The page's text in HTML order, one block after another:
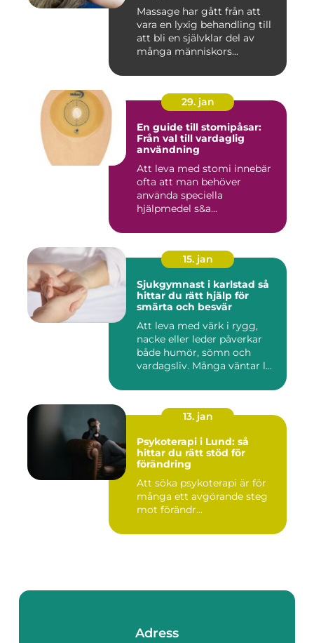
Massage har gått från att
vara en lyxig behandling till
att bli en självklar del av
många människors...
29. jan
En guide till stomipåsar:
Från val till vardaglig
användning
Att leva med stomi innebär
ofta att man behöver
använda speciella
hjälpmedel s&a...
15. jan
Sjukgymnast i karlstad så
hittar du rätt hjälp för
smärta och besvär
Att leva med värk i rygg,
nacke eller leder påverkar
både humör, sömn och
vardagsliv. Många väntar l...
13. jan
Psykoterapi i Lund: så
hittar du rätt stöd för
förändring
Att söka psykoterapi är för
många ett avgörande steg
mot förändr...
Adress